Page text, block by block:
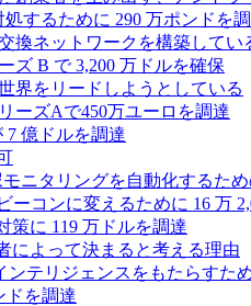
するために 290 万ポンドを
換ネットワークを構築してい
ズ B で 3,200 万ドルを確保
界をリードしようとしている
ーズAで450万ユーロを調達
7 億ドルを調達
ニタリングを自動化するた
コンに変えるために 16 万
策に 119 万ドルを調達
によって決まると考える理由
ンテリジェンスをもたらすた
ドを調達